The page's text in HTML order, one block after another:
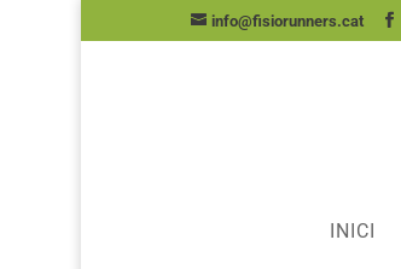
info@fisiorunners.cat
INICI